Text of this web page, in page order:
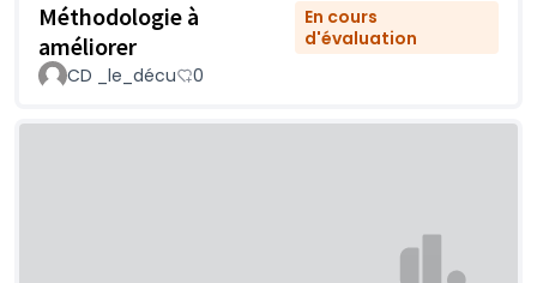
Méthodologie à
améliorer
En cours
d'évaluation
CD _le_décu
0